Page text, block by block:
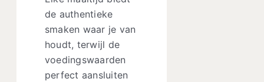
de authentieke
smaken waar je van
houdt, terwijl de
voedingswaarden
perfect aansluiten